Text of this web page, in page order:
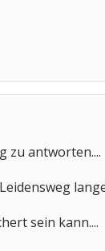
zu antworten....
sein kann....